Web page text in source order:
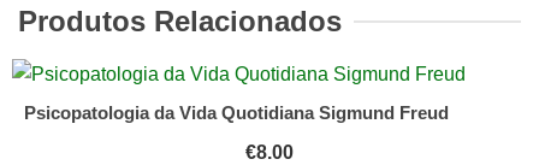
A
Conversa
de
Produtos Relacionados
Psicopatologia da Vida Quotidiana Sigmund Freud
€8.00